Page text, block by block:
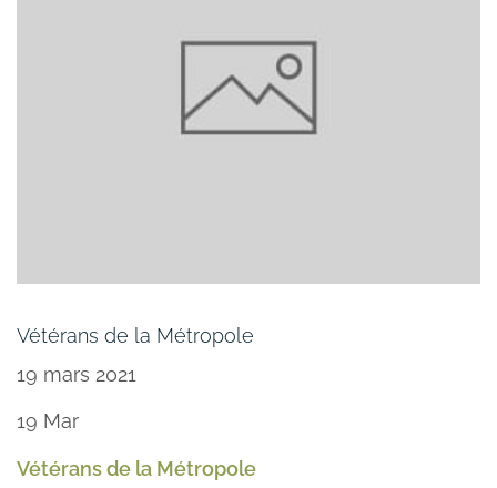
Vétérans de la Métropole
19 mars 2021
19 Mar
Vétérans de la Métropole